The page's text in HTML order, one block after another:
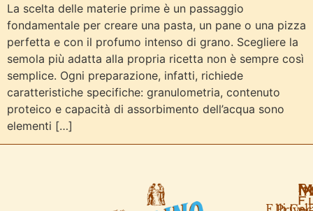
La scelta delle materie prime è un passaggio
fondamentale per creare una pasta, un pane o una pizza
perfetta e con il profumo intenso di grano. Scegliere la
semola più adatta alla propria ricetta non è sempre così
semplice. Ogni preparazione, infatti, richiede
caratteristiche specifiche: granulometria, contenuto
proteico e capacità di assorbimento dell’acqua sono
elementi […]